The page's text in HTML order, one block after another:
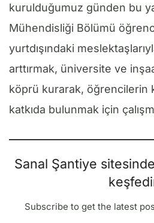
kurulduğumuz günden bu
Mühendisliği Bölümü
yurtdışındaki
arttırmak, üniversite ve
köprü kurarak, öğrencilerin
katkıda bulunmak için
Sanal Şantiye
Subscribe to get the latest